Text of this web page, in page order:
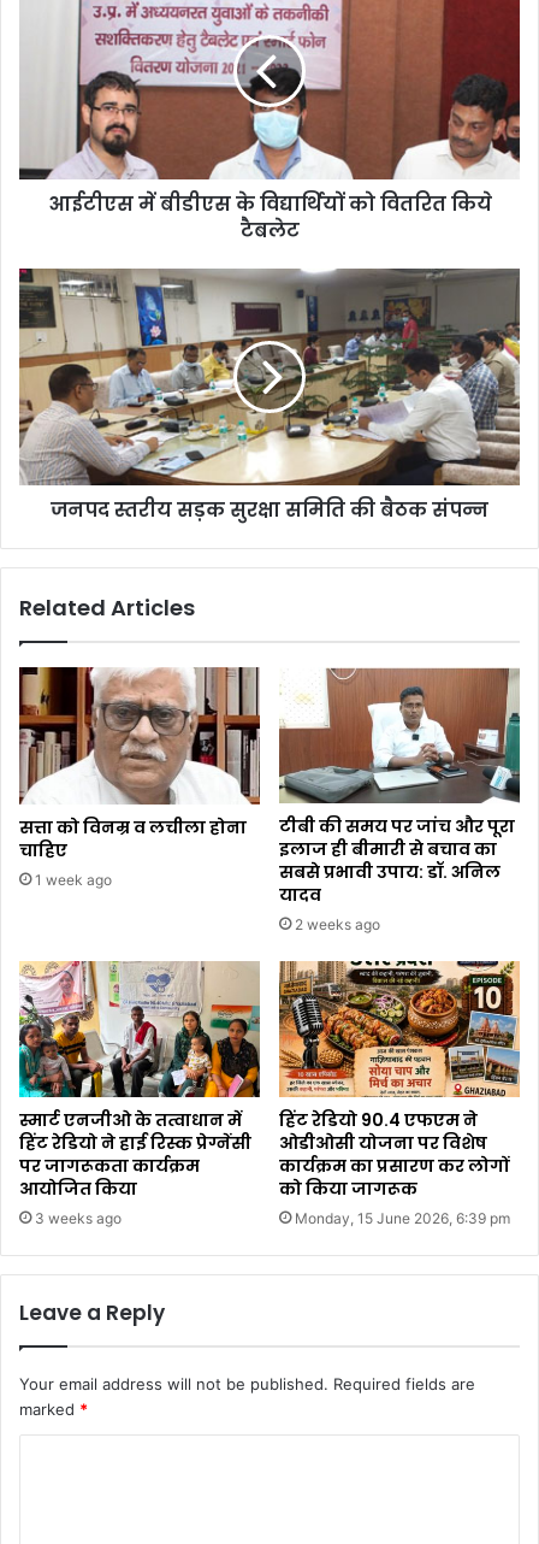
आईटीएस में बीडीएस के विद्यार्थियों को वितरित किये
टैबलेट
जनपद स्तरीय सड़क सुरक्षा समिति की बैठक संपन्न
Related Articles
सत्ता को विनम्र व लचीला होना
चाहिए
1 week ago
टीबी की समय पर जांच और पूरा
इलाज ही बीमारी से बचाव का
सबसे प्रभावी उपाय: डॉ. अनिल
यादव
2 weeks ago
स्मार्ट एनजीओ के तत्वाधान में
हिंट रेडियो ने हाई रिस्क प्रेग्नेंसी
पर जागरूकता कार्यक्रम
आयोजित किया
3 weeks ago
हिंट रेडियो 90.4 एफएम ने
ओडीओसी योजना पर विशेष
कार्यक्रम का प्रसारण कर लोगों
को किया जागरूक
Monday, 15 June 2026, 6:39 pm
Leave a Reply
Your email address will not be published. Required fields are
marked *